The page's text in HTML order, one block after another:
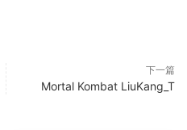
下一篇
Mortal Kombat LiuKang_T